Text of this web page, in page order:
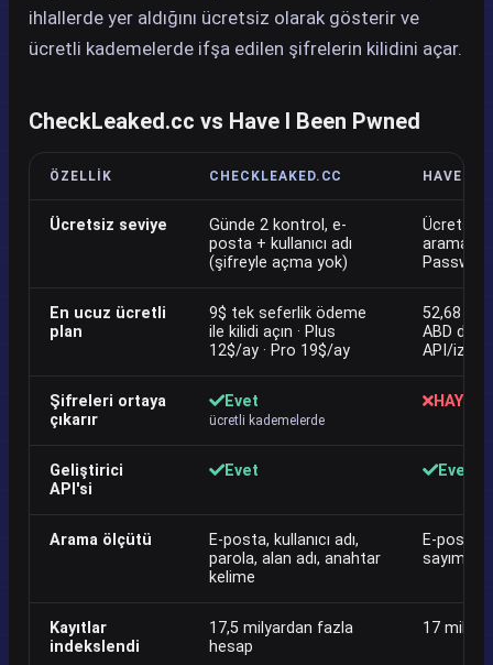
ihlallerde yer aldığını ücretsiz olarak gösterir ve
ücretli kademelerde ifşa edilen şifrelerin kilidini açar.
CheckLeaked.cc vs Have I Been Pwned
ÖZELLIK CHECKLEAKED.CC HAVE I
Ücretsiz seviye
Günde 2 kontrol, e-
posta + kullanıcı adı
(şifreyle açma yok)
Ücretsiz
araması
En ucuz ücretli
plan
9$ tek seferlik ödeme
ile kilidi açın · Plus
12$/ay · Pro 19$/ay
52,68
ABD
API/
Şifreleri ortaya
çıkarır
Evet
ücretli kademelerde
HAYIR
Geliştirici
API'si
Evet Evet
Arama ölçütü
E-posta, kullanıcı adı,
parola, alan adı, anahtar
kelime
E-posta,
sayım),
Kayıtlar
indekslendi
17,5 milyardan fazla
hesap
17